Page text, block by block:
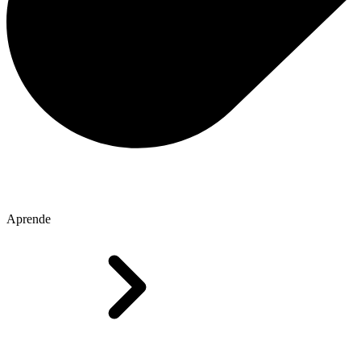
Aprende